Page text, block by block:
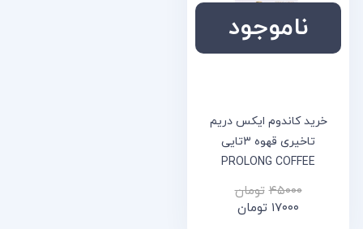
ناموجود
خرید کاندوم ایکس دریم
تاخیری قهوه 3تایی
PROLONG COFFEE
۴۵۰۰۰ تومان
۱۷۰۰۰ تومان